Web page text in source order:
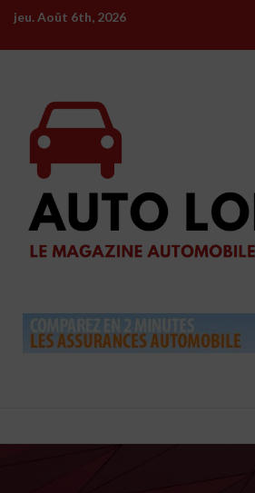
Skip
content
jeu. Août 6th, 2026